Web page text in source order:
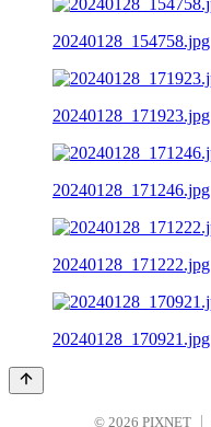
20240128_154758.jpg
20240128_171923.jpg
20240128_171246.jpg
20240128_171222.jpg
20240128_170921.jpg
© 2026 PIXNET